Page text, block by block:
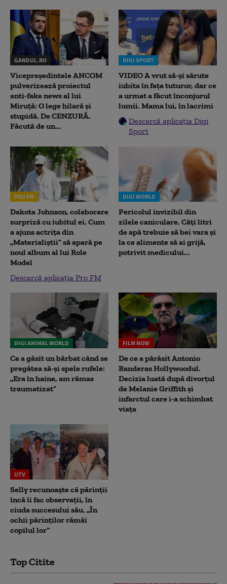
GANDUL.RO
Vicepreședintele ANCOM
pulverizează proiectul
anti-fake news al lui
Miruță: O lege hilară și
stupidă. De CENZURĂ.
Făcută de un...
DIGI SPORT
VIDEO A vrut să-și sărute
iubita în fața tuturor, dar ce
a urmat a făcut înconjurul
lumii. Mama lui, în lacrimi
Descarcă aplicația Digi
Sport
PRO FM
Dakota Johnson, colaborare
surpriză cu iubitul ei. Cum
a ajuns actrița din
„Materialiștii” să apară pe
noul album al lui Role
Model
Descarcă aplicația Pro FM
DIGI WORLD
Pericolul invizibil din
zilele caniculare. Câți litri
de apă trebuie să bei vara și
la ce alimente să ai grijă,
potrivit medicului...
DIGI ANIMAL WORLD
Ce a găsit un bărbat când se
pregătea să-și spele rufele:
„Era în haine, am rămas
traumatizat”
FILM NOW
De ce a părăsit Antonio
Banderas Hollywoodul.
Decizia luată după divorțul
de Melanie Griffith și
infarctul care i-a schimbat
viața
UTV
Selly recunoaște că părinții
încă îi fac observații, în
ciuda succesului său. „În
ochii părinților rămâi
copilul lor”
Top Citite